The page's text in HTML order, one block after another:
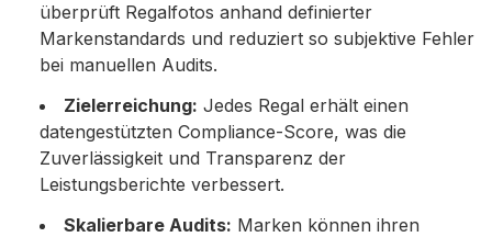
überprüft Regalfotos anhand definierter
Markenstandards und reduziert so subjektive Fehler
bei manuellen Audits.
Zielerreichung: Jedes Regal erhält einen
datengestützten Compliance-Score, was die
Zuverlässigkeit und Transparenz der
Leistungsberichte verbessert.
Skalierbare Audits: Marken können ihren